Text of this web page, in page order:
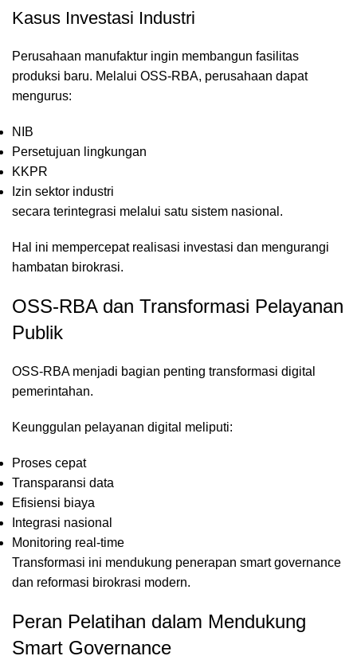
Kasus Investasi Industri
Perusahaan manufaktur ingin membangun fasilitas
produksi baru. Melalui OSS-RBA, perusahaan dapat
mengurus:
NIB
Persetujuan lingkungan
KKPR
Izin sektor industri
secara terintegrasi melalui satu sistem nasional.
Hal ini mempercepat realisasi investasi dan mengurangi
hambatan birokrasi.
OSS-RBA dan Transformasi Pelayanan
Publik
OSS-RBA menjadi bagian penting transformasi digital
pemerintahan.
Keunggulan pelayanan digital meliputi:
Proses cepat
Transparansi data
Efisiensi biaya
Integrasi nasional
Monitoring real-time
Transformasi ini mendukung penerapan smart governance
dan reformasi birokrasi modern.
Peran Pelatihan dalam Mendukung
Smart Governance